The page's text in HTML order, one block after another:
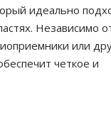
идеально
Независимо
или
четкое и